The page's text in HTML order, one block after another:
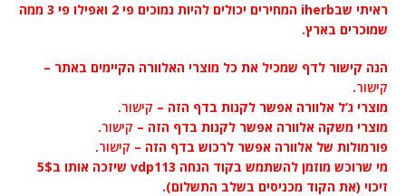
ראיתי שבiherb המחירים יכולים להיות נמוכים פי 2 ואפילו פי 3 ממה
שמוכרים בארץ.
הנה קישור לדף שמכיל את כל מוצרי האלוורה הקיימים באתר –
קישור.
מוצרי ג’ל אלוורה אפשר לקנות בדף הזה – קישור.
מוצרי משקה אלוורה אפשר לקנות בדף הזה – קישור.
פורמולות של אלוורה אפשר לרכוש בדף הזה – קישור.
מי שרוכש מוזמן להשתמש בקוד הנחה vdp113 שיזכה אותו ב5$
זיכוי (את הקוד מכניסים בשלב התשלום).